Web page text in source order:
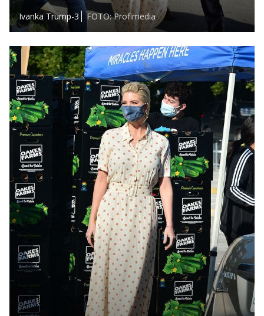
Ivanka Trump-3 FOTO: Profimedia